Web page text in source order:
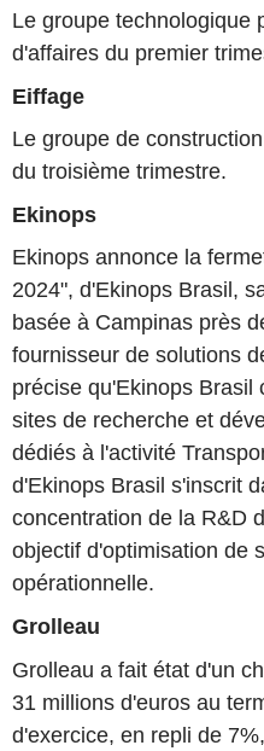
Le groupe technologique
d'affaires du premier
Eiffage
Le groupe de
du troisième trimestre.
Ekinops
Ekinops annonce la
2024", d'Ekinops Brasil,
basée à Campinas près
fournisseur de solutions
précise qu'Ekinops Brasil
sites de recherche et
dédiés à l'activité
d'Ekinops Brasil s'inscrit
concentration de la R&D
objectif d'optimisation de
opérationnelle.
Grolleau
Grolleau a fait état d'un
31 millions d'euros au
d'exercice, en repli de